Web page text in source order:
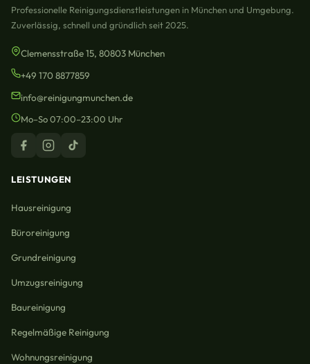
Professionelle Reinigungsdienstleistungen in München und Umgebung.
Zuverlässig, schnell und gründlich seit 2025.
Clemensstraße 15, 80803 München
+49 170 8877859
info@reinigungmunchen.de
Mo–So 07:00–23:00 Uhr
LEISTUNGEN
Hausreinigung
Büroreinigung
Grundreinigung
Umzugsreinigung
Baureinigung
Regelmäßige Reinigung
Wohnungsreinigung